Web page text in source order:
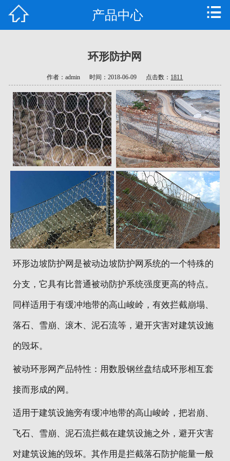
新闻资讯
技术支持
工程案例
公司车间
荣誉资质
联系我们
地区分站
产品中心
环形防护网
作者：admin 时间：2018-06-09 点击数： 1811
环形边坡防护网是被动边坡防护网系统的一个特殊的
分支，它具有比普通被动防护系统强度更高的特点。
同样适用于有缓冲地带的高山峻岭，有效拦截崩塌、
落石、雪崩、滚木、泥石流等，避开灾害对建筑设施
的毁坏。
被动环形网产品特性：用数股钢丝盘结成环形相互套
接而形成的网。
适用于建筑设施旁有缓冲地带的高山峻岭，把岩崩、
飞石、雪崩、泥石流拦截在建筑设施之外，避开灾害
对建筑设施的毁坏。其作用是拦截落石防护能量一般